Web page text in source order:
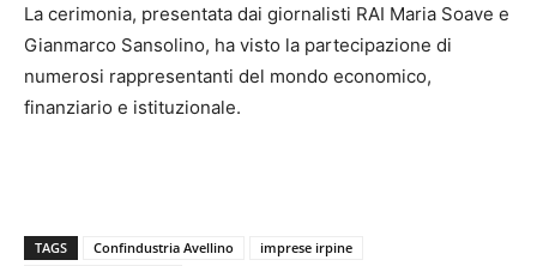
La cerimonia, presentata dai giornalisti RAI Maria Soave e
Gianmarco Sansolino, ha visto la partecipazione di
numerosi rappresentanti del mondo economico,
finanziario e istituzionale.
TAGS Confindustria Avellino
imprese irpine